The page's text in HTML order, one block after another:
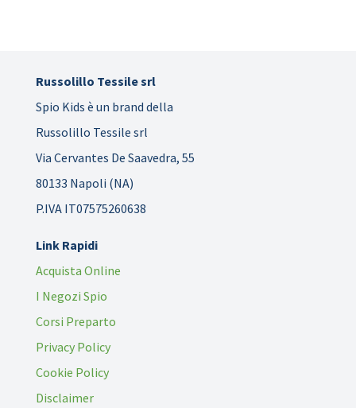
Russolillo Tessile srl
Spio Kids è un brand della
Russolillo Tessile srl
Via Cervantes De Saavedra, 55
80133 Napoli (NA)
P.IVA IT07575260638
Link Rapidi
Acquista Online
I Negozi Spio
Corsi Preparto
Privacy Policy
Cookie Policy
Disclaimer